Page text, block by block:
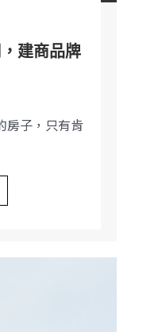
建商品牌
房子，只有肯